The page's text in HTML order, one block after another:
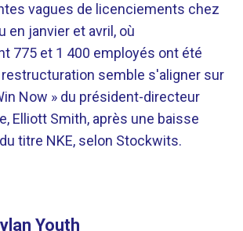
vagues de licenciements chez
en janvier et avril, où
775 et 1 400 employés ont été
semble s'aligner sur
Now » du président-directeur
Elliott Smith, après une baisse
titre NKE, selon Stockwits.
Youth